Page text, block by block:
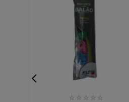
☆ ☆ ☆ ☆ ☆